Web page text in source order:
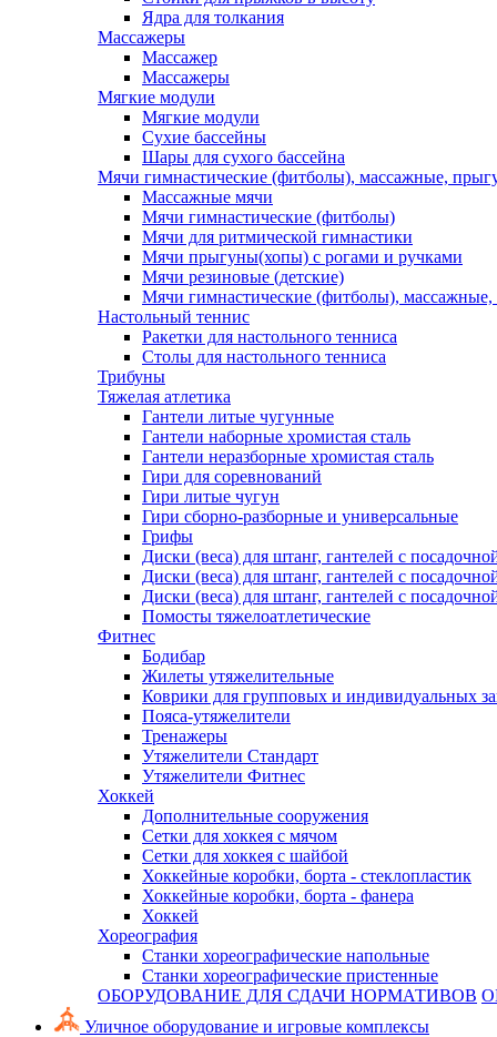
Ядра для толкания
Массажеры
Массажер
Массажеры
Мягкие модули
Мягкие модули
Сухие бассейны
Шары для сухого бассейна
Мячи гимнастические (фитболы), массажные,
Массажные мячи
Мячи гимнастические (фитболы)
Мячи для ритмической гимнастики
Мячи прыгуны(хопы) с рогами и ручками
Мячи резиновые (детские)
Мячи гимнастические (фитболы),
Настольный теннис
Ракетки для настольного тенниса
Столы для настольного тенниса
Трибуны
Тяжелая атлетика
Гантели литые чугунные
Гантели наборные хромистая сталь
Гантели неразборные хромистая сталь
Гири для соревнований
Гири литые чугун
Гири сборно-разборные и универсальные
Грифы
Диски (веса) для штанг, гантелей с
Диски (веса) для штанг, гантелей с
Диски (веса) для штанг, гантелей с
Помосты тяжелоатлетические
Фитнес
Бодибар
Жилеты утяжелительные
Коврики для групповых и индивидуальных
Пояса-утяжелители
Тренажеры
Утяжелители Стандарт
Утяжелители Фитнес
Хоккей
Дополнительные сооружения
Сетки для хоккея с мячом
Сетки для хоккея с шайбой
Хоккейные коробки, борта - стеклопластик
Хоккейные коробки, борта - фанера
Хоккей
Хореография
Станки хореографические напольные
Станки хореографические пристенные
ОБОРУДОВАНИЕ ДЛЯ СДАЧИ НОРМАТИВОВ
Уличное оборудование и игровые комплексы